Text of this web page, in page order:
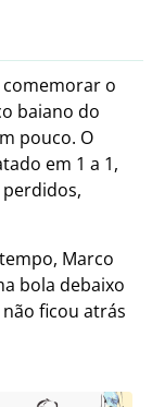
comemorar o
baiano do
pouco. O
em 1 a 1,
Marco
bola debaixo
ficou atrás